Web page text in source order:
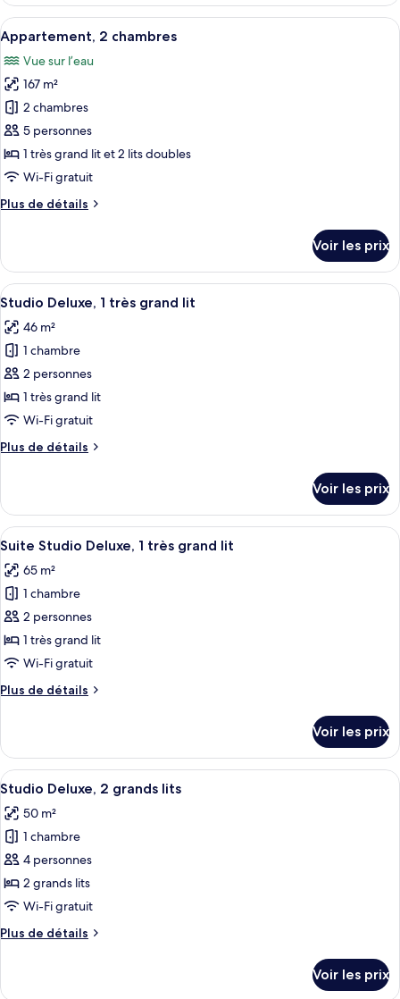
très
grand
lit
type
de
chambre
Studio,
très
grand
lit
Afficher
toutes
les
photos
pour
ce
type
de
chambre :
Appartement,
Un salon au bord de l’eau, doté de
16
Appartement, 2 chambres
Vue sur l’eau
167 m²
2 chambres
5 personnes
1 très grand lit et 2 lits doubles
Wi-Fi gratuit
Plus de détails
Plus
le
type
de
Appartement,
2
chambres
Voir les prix
Afficher
toutes
les
photos
pour
ce
type
chambre :
très
grand
lit
Une chambre à coucher moderne
8
Studio Deluxe, 1 très grand lit
46 m²
1 chambre
2 personnes
1 très grand lit
Wi-Fi gratuit
Plus de détails
Plus
le
type
de
Studio
Deluxe,
très
grand
lit
Voir les prix
Afficher
toutes
les
photos
pour
ce
type
chambre :
Deluxe,
1
très
grand
lit
Une chambre à coucher moderne et
6
Suite Studio Deluxe, 1 très grand lit
65 m²
1 chambre
2 personnes
1 très grand lit
Wi-Fi gratuit
Plus de détails
Plus
le
type
de
Suite
Studio
Deluxe,
très
grand
lit
Voir les prix
Afficher
toutes
les
photos
pour
ce
type
chambre :
Une chambre d’hôtel moderne,
8
Studio Deluxe, 2 grands lits
50 m²
1 chambre
4 personnes
2 grands lits
Wi-Fi gratuit
Plus de détails
Plus
Voir les prix